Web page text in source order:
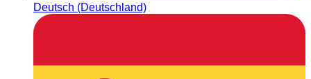
Deutsch (Deutschland)